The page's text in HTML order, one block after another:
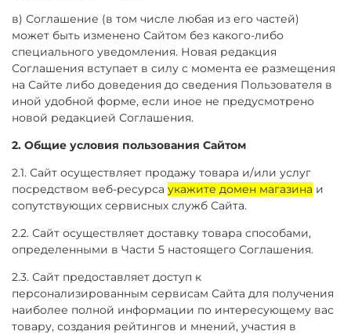
в) Соглашение (в том числе любая из его частей)
может быть изменено Сайтом без какого-либо
специального уведомления. Новая редакция
Соглашения вступает в силу с момента ее размещения
на Сайте либо доведения до сведения Пользователя в
иной удобной форме, если иное не предусмотрено
новой редакцией Соглашения.
2. Общие условия пользования Сайтом
2.1. Сайт осуществляет продажу товара и/или услуг
посредством веб-ресурса укажите домен магазина и
сопутствующих сервисных служб Сайта.
2.2. Сайт осуществляет доставку товара способами,
определенными в Части 5 настоящего Соглашения.
2.3. Сайт предоставляет доступ к
персонализированным сервисам Сайта для получения
наиболее полной информации по интересующему вас
товару, создания рейтингов и мнений, участия в